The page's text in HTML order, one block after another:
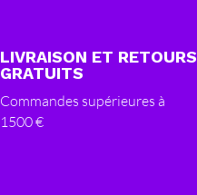
LIVRAISON ET RETOURS
GRATUITS
Commandes supérieures à
1500 €